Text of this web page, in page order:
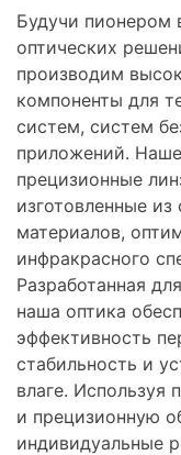
Будучи пионером
оптических
производим
компоненты для
систем, систем
приложений.
прецизионные
изготовленные
материалов,
инфракрасного
Разработанная
наша оптика
эффективность
стабильность и
влаге. Используя
и прецизионную
индивидуальные